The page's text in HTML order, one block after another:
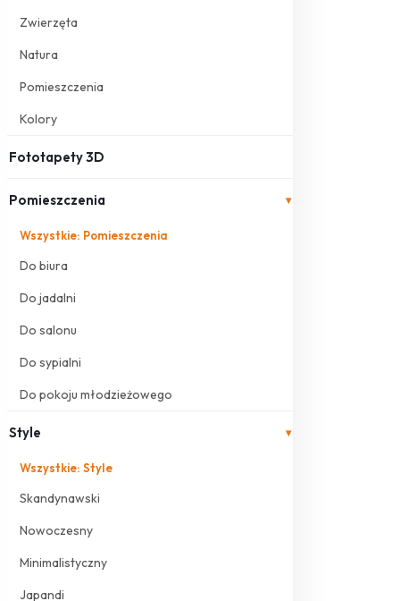
Zwierzęta
Natura
Pomieszczenia
Kolory
Fototapety 3D
Pomieszczenia ▾
Wszystkie: Pomieszczenia
Do biura
Do jadalni
Do salonu
Do sypialni
Do pokoju młodzieżowego
Style ▾
Wszystkie: Style
Skandynawski
Nowoczesny
Minimalistyczny
Japandi